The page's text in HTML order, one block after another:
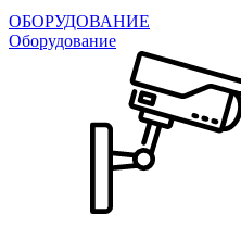
ОБОРУДОВАНИЕ
Оборудование